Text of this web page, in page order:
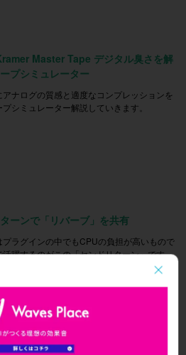
Master Tape デジタル臭さを解
プシミュレーター
アナログの質感と適度なコンプレッションを
シミュレーター解説していきます。
ーンで「リバーブ」を共有
プラグインの中でもCPUの負担が高いもので
躍するのがこの「センドリターン」です。
バーブ」を各トラックで共有するとい概念で